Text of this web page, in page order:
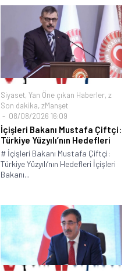
Siyaset, Yan Öne çıkan Haberler, z
Son dakika, zManşet
08/08/2026 16:09
İçişleri Bakanı Mustafa Çiftçi:
Türkiye Yüzyılı’nın Hedefleri
# İçişleri Bakanı Mustafa Çiftçi:
Türkiye Yüzyılı’nın Hedefleri İçişleri
Bakanı...